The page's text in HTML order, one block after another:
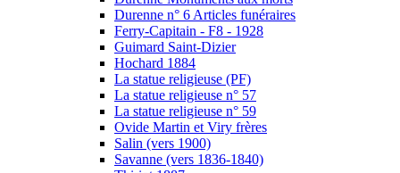
Durenne n° 6 Articles funéraires
Ferry-Capitain - F8 - 1928
Guimard Saint-Dizier
Hochard 1884
La statue religieuse (PF)
La statue religieuse n° 57
La statue religieuse n° 59
Ovide Martin et Viry frères
Salin (vers 1900)
Savanne (vers 1836-1840)